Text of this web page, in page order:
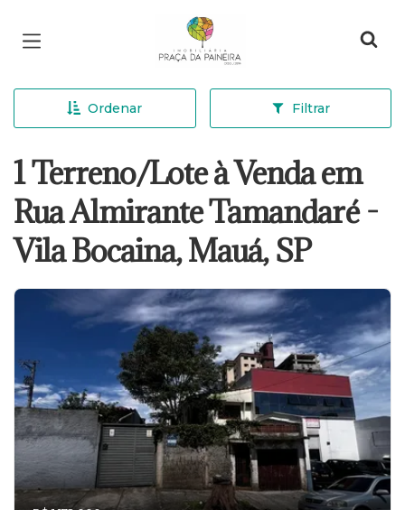
Página inicial
Ordenar Filtrar
1 Terreno/Lote à Venda em
Rua Almirante Tamandaré -
Vila Bocaina, Mauá, SP